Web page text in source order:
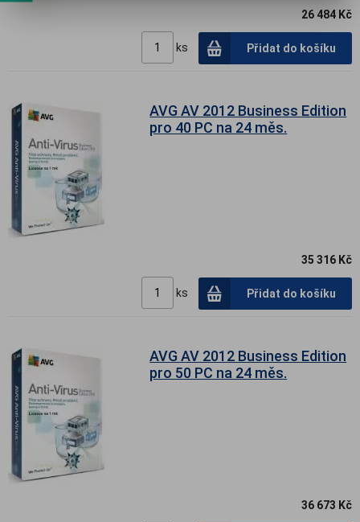
26 484 Kč
ks Přidat do košíku
AVG AV 2012 Business Edition
pro 40 PC na 24 měs.
35 316 Kč
ks Přidat do košíku
AVG AV 2012 Business Edition
pro 50 PC na 24 měs.
36 673 Kč